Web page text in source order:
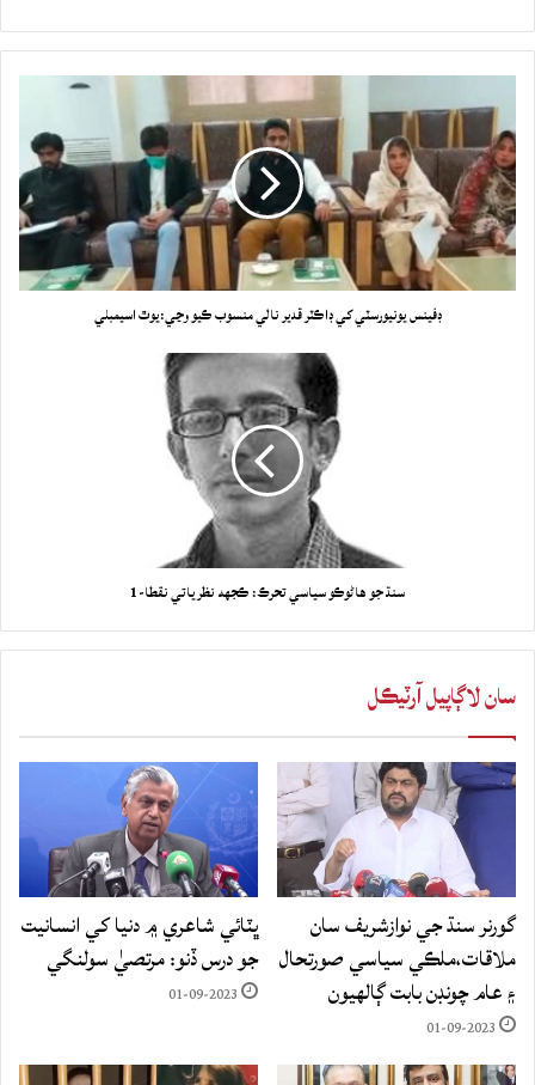
ڊفينس يونيورسٽي کي ڊاڪٽر قدير نالي منسوب ڪيو وڃي:يوٿ اسيمبلي
سنڌ جو هاڻوڪو سياسي تحرڪ: ڪجهه نظرياتي نقطا-1
سان لاڳاپيل آرٽيڪل
گورنر سنڌ جي نوازشريف سان
ملاقات،ملڪي سياسي صورتحال
۽ عام چونڊن بابت ڳالهيون
01-09-2023
ڀٽائي شاعري ۾ دنيا کي انسانيت
جو درس ڏنو: مرتصيٰ سولنگي
01-09-2023